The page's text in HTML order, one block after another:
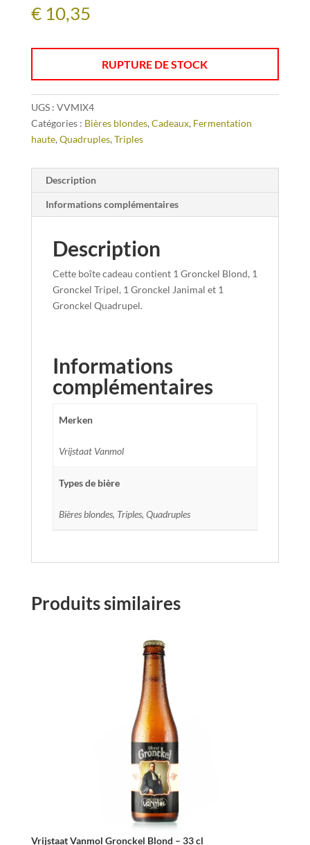
€10,35
RUPTURE DE STOCK
UGS : VVMIX4
Catégories : Bières blondes, Cadeaux, Fermentation
haute, Quadruples, Triples
Description
Informations complémentaires
Description
Cette boîte cadeau contient 1 Gronckel Blond, 1
Gronckel Tripel, 1 Gronckel Janimal et 1
Gronckel Quadrupel.
Informations
complémentaires
Merken
Vrijstaat Vanmol
Types de bière
Bières blondes, Triples, Quadruples
Produits similaires
Vrijstaat Vanmol Gronckel Blond – 33 cl